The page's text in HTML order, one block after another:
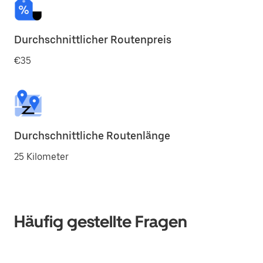
Durchschnittlicher Routenpreis
€35
Durchschnittliche Routenlänge
25 Kilometer
Häufig gestellte Fragen